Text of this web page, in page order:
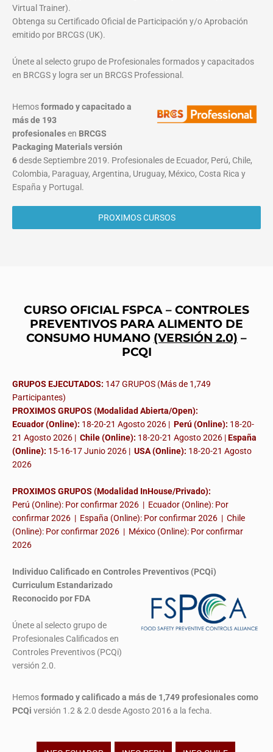
Virtual Trainer).
Obtenga su Certificado Oficial de Participación y/o Aprobación
emitido por BRCGS (UK).
Únete al selecto grupo de Profesionales formados y capacitados
en BRCGS y logra ser un BRCGS Professional.
Hemosformado y capacitado a
más de 193
profesionalesen BRCGS
Packaging Materialsversión
6desde Septiembre 2019. Profesionales de Ecuador, Perú, Chile,
Colombia, Paraguay, Argentina, Uruguay, México, Costa Rica y
España y Portugal.
PROXIMOS CURSOS
CURSO OFICIAL FSPCA – CONTROLES
PREVENTIVOS PARA ALIMENTO DE
CONSUMO HUMANO (VERSIÓN 2.0) –
PCQI
GRUPOS EJECUTADOS: 147 GRUPOS (Más de 1,749
Participantes)
PROXIMOS GRUPOS (Modalidad Abierta/Open):
Ecuador (Online): 18-20-21 Agosto 2026 | Perú (Online): 18-20-
21 Agosto 2026 | Chile (Online): 18-20-21 Agosto 2026 |España
(Online): 15-16-17 Junio 2026 | USA (Online): 18-20-21 Agosto
2026
PROXIMOS GRUPOS (Modalidad InHouse/Privado):
Perú (Online): Por confirmar 2026 | Ecuador (Online): Por
confirmar 2026 | España (Online): Por confirmar 2026 | Chile
(Online): Por confirmar 2026 | México (Online): Por confirmar
2026
Individuo Calificado en Controles Preventivos (PCQi)
Curriculum Estandarizado
Reconocido por FDA
Únete al selecto grupo de
Profesionales Calificados en
Controles Preventivos (PCQi)
versión 2.0.
Hemosformado y calificado a más de 1,749 profesionalescomo
PCQi versión 1.2 & 2.0 desde Agosto 2016 a la fecha.